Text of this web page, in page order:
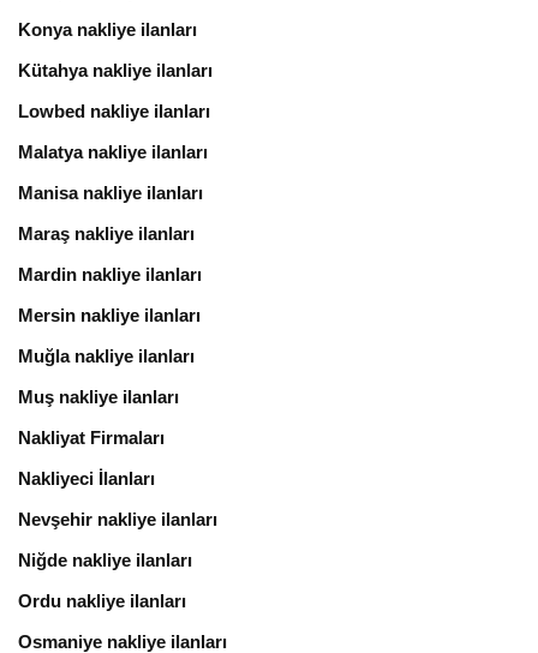
Konya nakliye ilanları
Kütahya nakliye ilanları
Lowbed nakliye ilanları
Malatya nakliye ilanları
Manisa nakliye ilanları
Maraş nakliye ilanları
Mardin nakliye ilanları
Mersin nakliye ilanları
Muğla nakliye ilanları
Muş nakliye ilanları
Nakliyat Firmaları
Nakliyeci İlanları
Nevşehir nakliye ilanları
Niğde nakliye ilanları
Ordu nakliye ilanları
Osmaniye nakliye ilanları